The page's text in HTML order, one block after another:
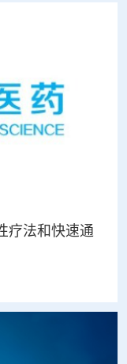
疗法和快速通